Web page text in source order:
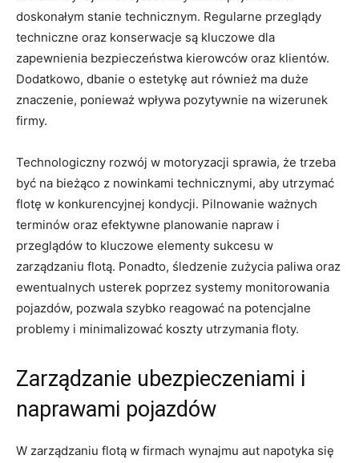
doskonałym​ stanie technicznym. Regularne przeglądy⁢
techniczne oraz konserwacje są⁣ kluczowe dla
zapewnienia bezpieczeństwa kierowców​ oraz‍ klientów.
Dodatkowo, dbanie o estetykę aut również ma duże
znaczenie, ponieważ wpływa pozytywnie na wizerunek
firmy.
Technologiczny rozwój‌ w⁣ motoryzacji sprawia, że trzeba
być na bieżąco z ‍nowinkami technicznymi, aby utrzymać
⁤flotę w konkurencyjnej kondycji. Pilnowanie ważnych
terminów ⁢oraz efektywne planowanie napraw i
przeglądów⁤ to kluczowe elementy sukcesu w
zarządzaniu flotą. Ponadto, śledzenie zużycia paliwa oraz
ewentualnych ⁤usterek poprzez systemy monitorowania
pojazdów, pozwala szybko‍ reagować na potencjalne
problemy i minimalizować koszty utrzymania floty.
Zarządzanie ubezpieczeniami ‌i
naprawami ⁤pojazdów
W zarządzaniu flotą ⁢w⁣ firmach wynajmu aut napotyka się